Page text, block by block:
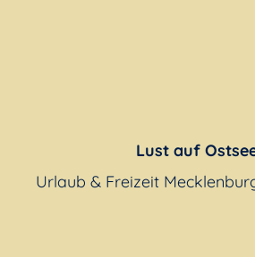
Lust auf
Urlaub & Freizeit